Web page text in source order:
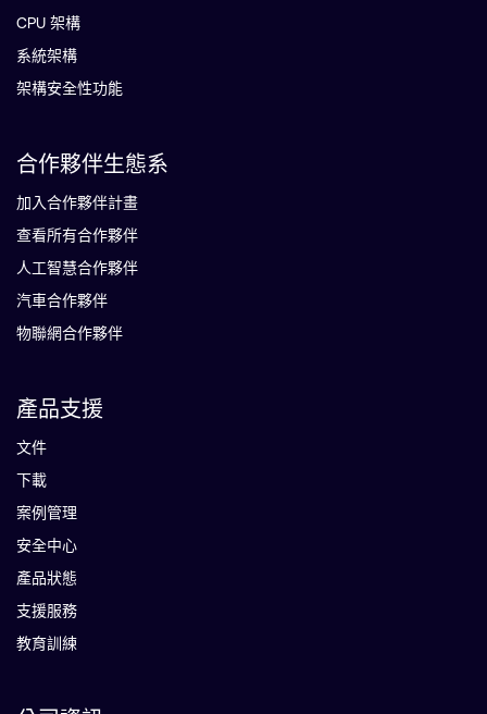
CPU 架構
系統架構
架構安全性功能
合作夥伴生態系
加入合作夥伴計畫
查看所有合作夥伴
人工智慧合作夥伴
汽車合作夥伴
物聯網合作夥伴
產品支援
文件
下載
案例管理
安全中心
產品狀態
支援服務
教育訓練